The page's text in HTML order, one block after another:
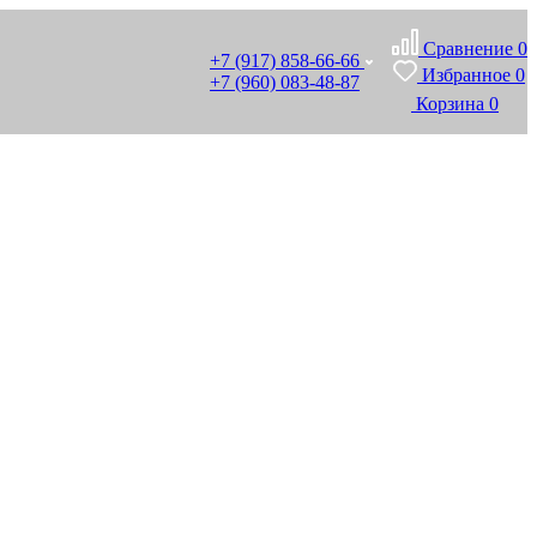
+7 (917) 858-66-66
+7 (960) 083-48-87
Сравнение 0
Избранное 0
Корзина 0